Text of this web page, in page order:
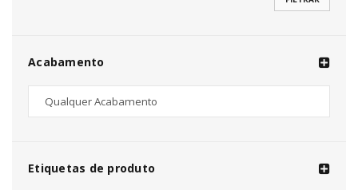
Acabamento
Etiquetas de produto